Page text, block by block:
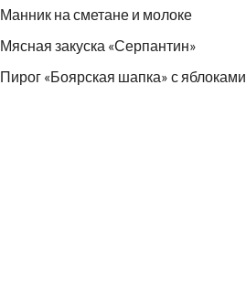
Манник на сметане и молоке
Мясная закуска «Серпантин»
Пирог «Боярская шапка» с яблоками